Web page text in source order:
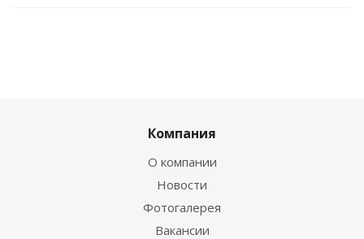
Компания
О компании
Новости
Фотогалерея
Вакансии